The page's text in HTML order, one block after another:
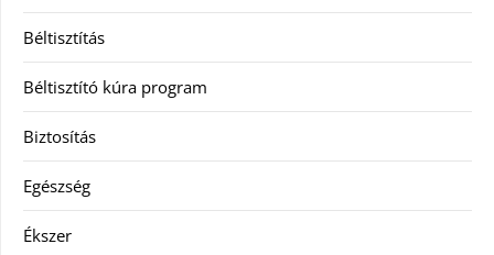
Béltisztítás
Béltisztító kúra program
Biztosítás
Egészség
Ékszer